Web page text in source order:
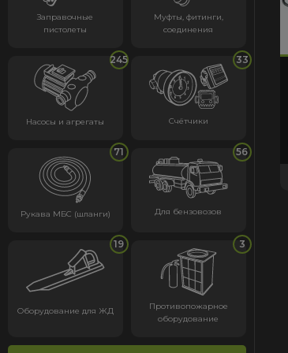
код:5661 код:5661
Заправочные
пистолеты
Муфты, фитинги,
соединения
Насосы и агрегаты
245
Счётчики
33
Рукава МБС (шланги)
71
Для бензовозов
56
Оборудование для ЖД
19
Противопожарное
оборудование
3